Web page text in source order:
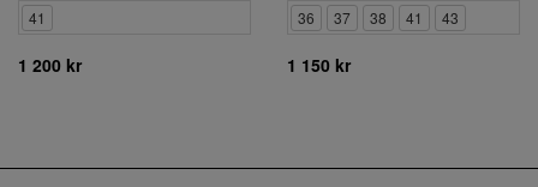
41
1 200 kr
36 37 38 41 43
1 150 kr